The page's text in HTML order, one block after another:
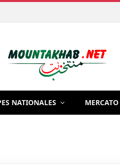
NATIONALES MERCATO